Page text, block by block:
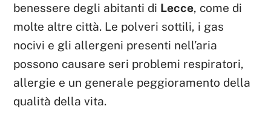
benessere degli abitanti di Lecce, come di
molte altre città. Le polveri sottili, i gas
nocivi e gli allergeni presenti nell’aria
possono causare seri problemi respiratori,
allergie e un generale peggioramento della
qualità della vita.